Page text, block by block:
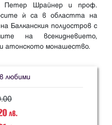
Петер Шрайнер и проф.
ѝ са в областта на
Балканския полуостров с
на всекидневието,
любими
лв.